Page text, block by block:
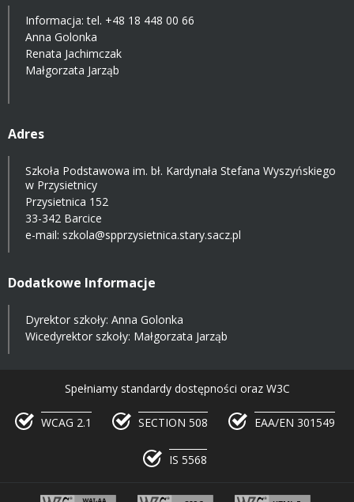
Informacja: tel. +48 18 448 00 66
Anna Golonka
Renata Jachimczak
Małgorzata Jarząb
Adres
Szkoła Podstawowa im. bł. Kardynała Stefana Wyszyńskiego
w Przysietnicy
Przysietnica 152
33-342 Barcice
e-mail: szkola@spprzysietnica.stary.sacz.pl
Dodatkowe Informacje
Dyrektor szkoły: Anna Golonka
Wicedyrektor szkoły: Małgorzata Jarząb
Spełniamy standardy dostępności oraz W3C
WCAG 2.1 SECTION 508 EAA/EN 301549
IS 5568